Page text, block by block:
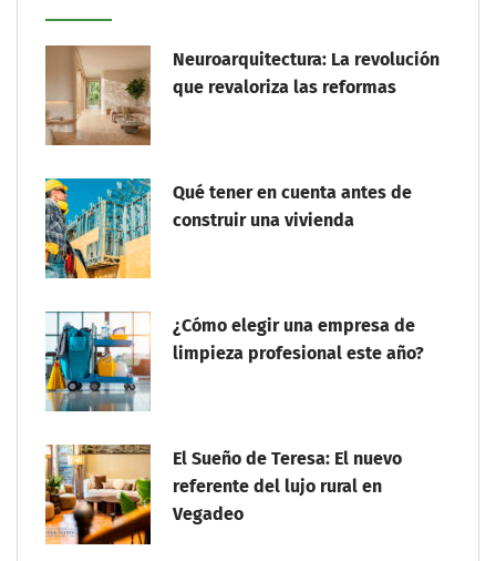
Neuroarquitectura: La revolución
que revaloriza las reformas
Qué tener en cuenta antes de
construir una vivienda
¿Cómo elegir una empresa de
limpieza profesional este año?
El Sueño de Teresa: El nuevo
referente del lujo rural en
Vegadeo